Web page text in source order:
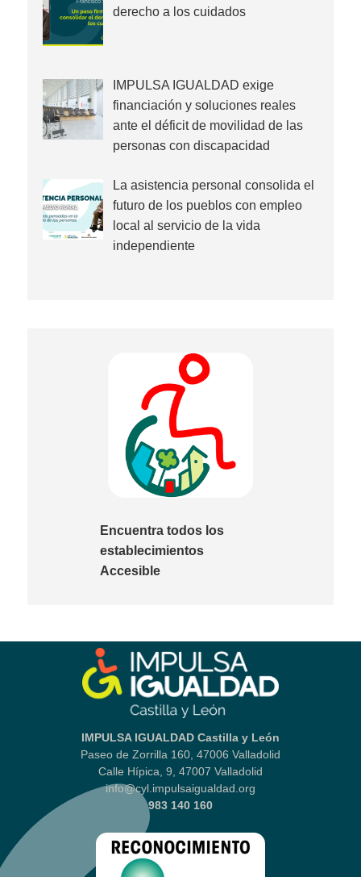
derecho a los cuidados
IMPULSA IGUALDAD exige
financiación y soluciones reales
ante el déficit de movilidad de las
personas con discapacidad
La asistencia personal consolida el
futuro de los pueblos con empleo
local al servicio de la vida
independiente
Encuentra todos los
establecimientos
Accesible
IMPULSA IGUALDAD Castilla y León
Paseo de Zorrilla 160, 47006 Valladolid
Calle Hípica, 9, 47007 Valladolid
info@cyl.impulsaigualdad.org
983 140 160